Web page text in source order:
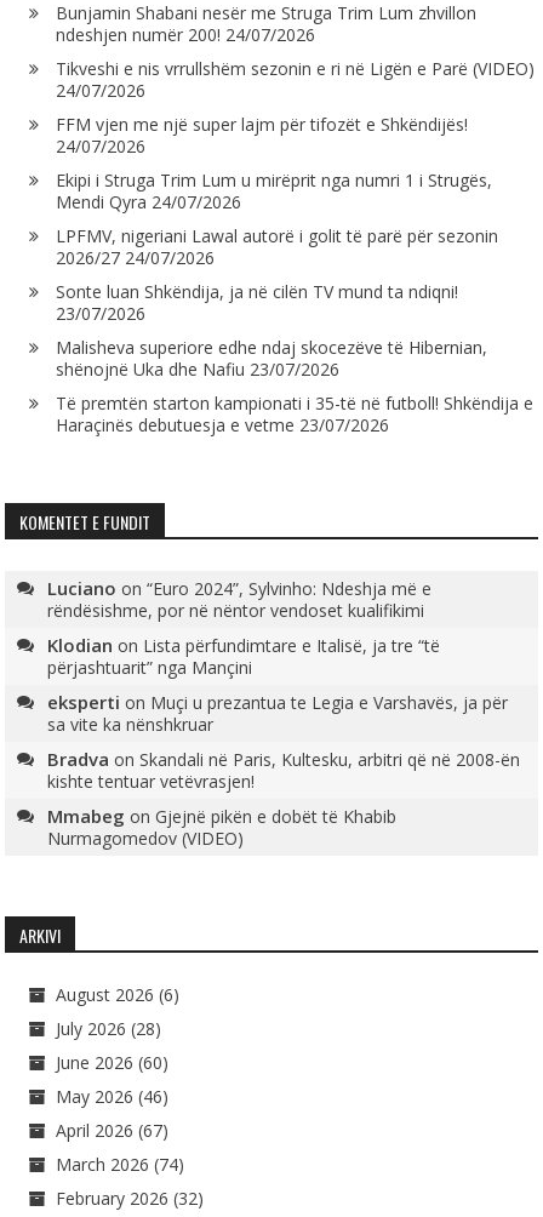
Bunjamin Shabani nesër me Struga Trim Lum zhvillon
ndeshjen numër 200! 24/07/2026
Tikveshi e nis vrrullshëm sezonin e ri në Ligën e Parë (VIDEO)
24/07/2026
FFM vjen me një super lajm për tifozët e Shkëndijës!
24/07/2026
Ekipi i Struga Trim Lum u mirëprit nga numri 1 i Strugës,
Mendi Qyra 24/07/2026
LPFMV, nigeriani Lawal autorë i golit të parë për sezonin
2026/27 24/07/2026
Sonte luan Shkëndija, ja në cilën TV mund ta ndiqni!
23/07/2026
Malisheva superiore edhe ndaj skocezëve të Hibernian,
shënojnë Uka dhe Nafiu 23/07/2026
Të premtën starton kampionati i 35-të në futboll! Shkëndija e
Haraçinës debutuesja e vetme 23/07/2026
KOMENTET E FUNDIT
Luciano on“Euro 2024”, Sylvinho: Ndeshja më e
rëndësishme, por në nëntor vendoset kualifikimi
Klodian on Lista përfundimtare e Italisë, ja tre “të
përjashtuarit” nga Mançini
eksperti on Muçi u prezantua te Legia e Varshavës, ja për
sa vite ka nënshkruar
Bradva onSkandali në Paris, Kultesku, arbitri që në 2008-ën
kishte tentuar vetëvrasjen!
Mmabeg onGjejnë pikën e dobët të Khabib
Nurmagomedov (VIDEO)
ARKIVI
August 2026 (6)
July 2026 (28)
June 2026 (60)
May 2026 (46)
April 2026 (67)
March 2026 (74)
February 2026 (32)